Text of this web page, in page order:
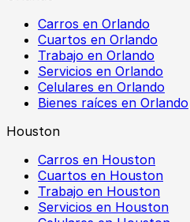
Carros en Orlando
Cuartos en Orlando
Trabajo en Orlando
Servicios en Orlando
Celulares en Orlando
Bienes raíces en Orlando
Houston
Carros en Houston
Cuartos en Houston
Trabajo en Houston
Servicios en Houston